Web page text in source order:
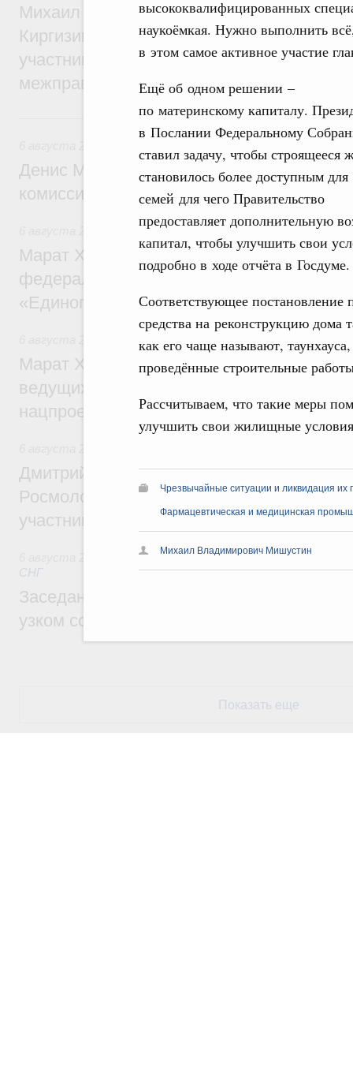
высококвалифицированных
наукоёмкая. Нужно выполнить
в этом самое активное участие
Ещё об одном решении –
по материнскому капиталу.
в Послании Федеральному
ставил задачу, чтобы строящееся
становилось более доступным для
семей для чего Правительство
предоставляет дополнительную
капитал, чтобы улучшить свои
подробно в ходе отчёта в Госдуме.
Соответствующее постановление
средства на реконструкцию дома
как его чаще называют,
проведённые строительные
Рассчитываем, что такие меры
улучшить свои жилищные
Чрезвычайные ситуации и ликвидация их
Фармацевтическая и медицинская
Михаил Владимирович Мишустин
Михаил Мишустин принял участие во
Киргизии Садыра Жапарова с главами
участников заседания Евразийского
межправительственного совета
6 августа, четверг
Денис Мантуров провёл заседание
комиссии по промышленности
Регулирование в сфере строительства
Марат Хуснуллин: Более 130
федерального значения построено под
«Единого заказчика»
Марат Хуснуллин: Порядка 200
ведущих к спортивным объектам,
нацпроекту «Инфраструктура для
Дмитрий Чернышенко, Сергей Кравцов и
Росмолодёжи Григорий Гуров
участников проекта «Кольцо открытий»
Евразийский экономический союз.
СНГ
Заседание Евразийского
узком составе
Показать еще